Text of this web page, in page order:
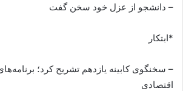
– دانشجو از عزل خود سخن گفت
*ابتکار
– سخنگوی کابینه یازدهم تشریح کرد؛
اقتصادی